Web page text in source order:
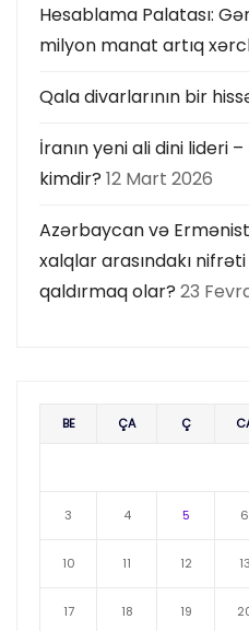
Hesablama Palatası:
milyon manat artıq
Qala divarlarının bir
İranın yeni ali dini lideri
kimdir? 12 Mart 2026
Azərbaycan və
xalqlar arasındakı
qaldırmaq olar? 23
BE ÇA Ç
3 4 5 6
10 11 12 13
17 18 19